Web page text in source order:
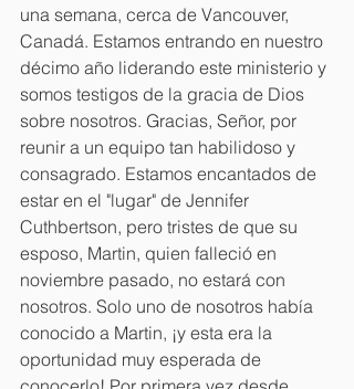
una semana, cerca de Vancouver,
Canadá. Estamos entrando en nuestro
décimo año liderando este ministerio y
somos testigos de la gracia de Dios
sobre nosotros. Gracias, Señor, por
reunir a un equipo tan habilidoso y
consagrado. Estamos encantados de
estar en el "lugar" de Jennifer
Cuthbertson, pero tristes de que su
esposo, Martin, quien falleció en
noviembre pasado, no estará con
nosotros. Solo uno de nosotros había
conocido a Martin, ¡y esta era la
oportunidad muy esperada de